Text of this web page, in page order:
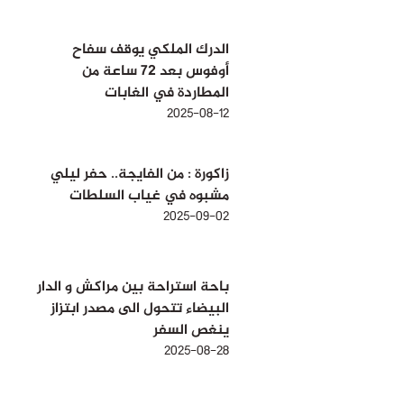
الدرك الملكي يوقف سفاح
أوفوس بعد 72 ساعة من
المطاردة في الغابات
2025-08-12
زاكورة : من الفايجة.. حفر ليلي
مشبوه في غياب السلطات
2025-09-02
باحة استراحة بين مراكش و الدار
البيضاء تتحول الى مصدر ابتزاز
ينغص السفر
2025-08-28